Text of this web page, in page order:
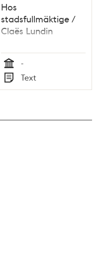
Hos
stadsfullmäktige /
Claës Lundin
Tid
-
Typ
Text